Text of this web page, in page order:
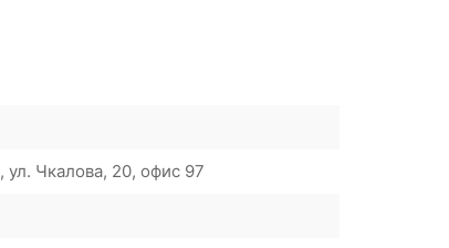
Чкалова, 20, офис 97